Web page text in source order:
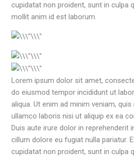
cupidatat non proident, sunt in culpa
mollit anim id est laborum.
Lorem ipsum dolor sit amet,
do eiusmod tempor incididunt ut
aliqua. Ut enim ad minim veniam,
ullamco laboris nisi ut aliquip ex ea
Duis aute irure dolor in reprehenderit
cillum dolore eu fugiat nulla pariatur.
cupidatat non proident, sunt in culpa